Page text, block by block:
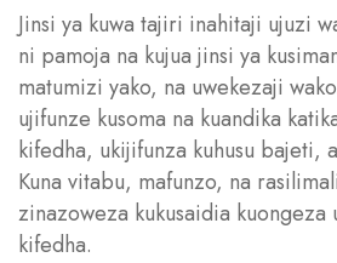
Jinsi ya kuwa tajiri inahitaji ujuzi
ni pamoja na kujua jinsi ya
matumizi yako, na uwekezaji
ujifunze kusoma na kuandika
kifedha, ukijifunza kuhusu bajeti,
Kuna vitabu, mafunzo, na
zinazoweza kukusaidia kuongeza
kifedha.